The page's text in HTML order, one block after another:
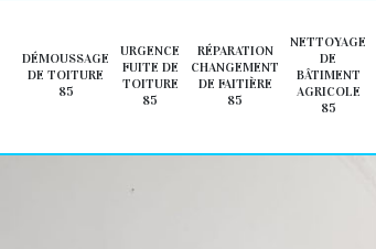
DÉMOUSSAGE
DE TOITURE
85
URGENCE
FUITE DE
TOITURE
85
RÉPARATION
CHANGEMENT
DE FAITIÈRE
85
NETTOYAGE
DE
BÂTIMENT
AGRICOLE
85